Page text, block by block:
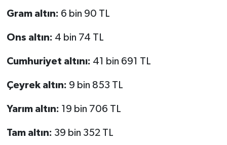
Gram altın: 6 bin 90 TL
Ons altın: 4 bin 74 TL
Cumhuriyet altını: 41 bin 691 TL
Çeyrek altın: 9 bin 853 TL
Yarım altın: 19 bin 706 TL
Tam altın: 39 bin 352 TL